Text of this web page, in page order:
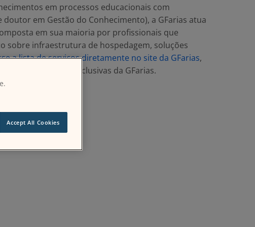
em processos educacionais com
em Gestão do Conhecimento), a GFarias atua
em sua maioria por profissionais que
sobre infraestrutura de hospedagem, soluções
a lista de serviços diretamente no site da GFarias,
algumas delas exclusivas da GFarias.
Accept All Cookies